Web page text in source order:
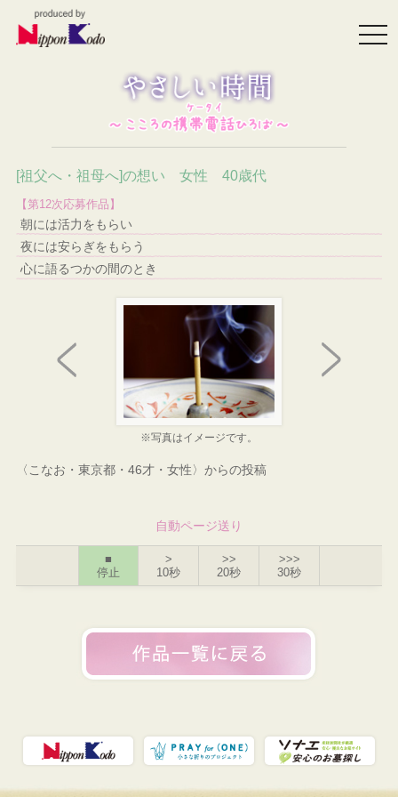
[祖父へ・祖母へ]の想い 女性 40歳代
【第12次応募作品】
朝には活力をもらい
夜には安らぎをもらう
心に語るつかの間のとき
※写真はイメージです。
〈こなお・東京都・46才・女性〉からの投稿
自動ページ送り
■
停止
>
10秒
>>
20秒
>>>
30秒